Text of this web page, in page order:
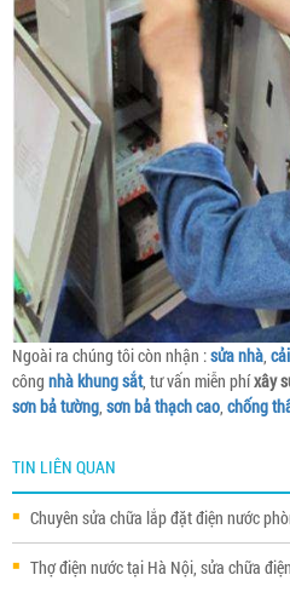
Ngoài ra chúng tôi còn nhận :sửa nhà,
công nhà khung sắt, tư vấn miễn phíxây
sơn bả tường, sơn bả thạch cao, chống
TIN LIÊN QUAN
Chuyên sửa chữa lắp đặt điện nước
Thợ điện nước tại Hà Nội, sửa chữa